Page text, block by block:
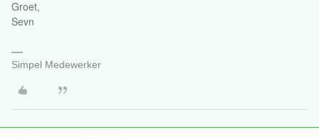
Groet,
Sevn
Simpel Medewerker